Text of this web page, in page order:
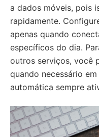
a dados móveis, pois
rapidamente.
apenas quando
específicos do dia.
outros serviços, você
quando necessário
automática sempre